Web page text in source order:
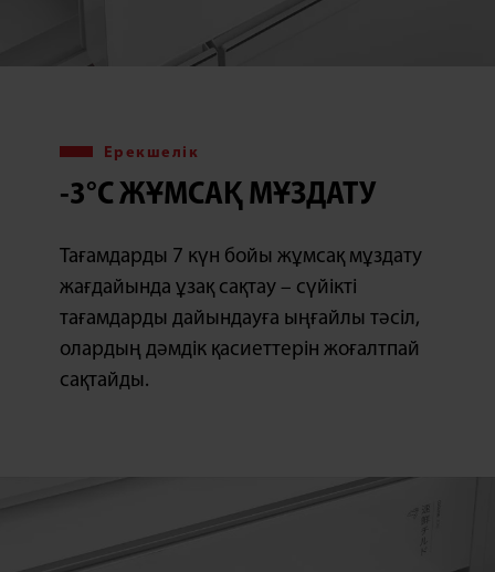
Ерекшелік
-3°C ЖҰМСАҚ МҰЗДАТУ
Тағамдарды 7 күн бойы жұмсақ мұздату
жағдайында ұзақ сақтау – сүйікті
тағамдарды дайындауға ыңғайлы тәсіл,
олардың дәмдік қасиеттерін жоғалтпай
сақтайды.